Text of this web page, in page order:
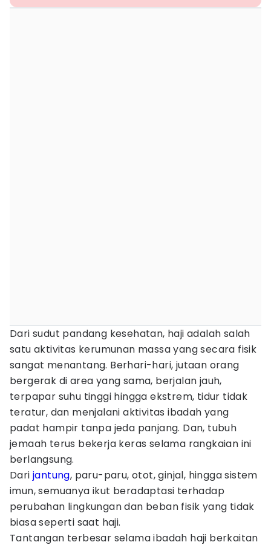
Dari sudut pandang kesehatan, haji adalah salah
satu aktivitas kerumunan massa yang secara fisik
sangat menantang. Berhari-hari, jutaan orang
bergerak di area yang sama, berjalan jauh,
terpapar suhu tinggi hingga ekstrem, tidur tidak
teratur, dan menjalani aktivitas ibadah yang
padat hampir tanpa jeda panjang. Dan, tubuh
jemaah terus bekerja keras selama rangkaian ini
berlangsung.
Dari jantung, paru-paru, otot, ginjal, hingga sistem
imun, semuanya ikut beradaptasi terhadap
perubahan lingkungan dan beban fisik yang tidak
biasa seperti saat haji.
Tantangan terbesar selama ibadah haji berkaitan